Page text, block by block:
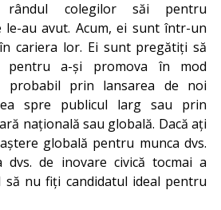
rândul colegilor săi pentru
au avut. Acum, ei sunt într-un
cariera lor. Ei sunt pregătiți să
pentru a-și promova în mod
probabil prin lansarea de noi
spre publicul larg sau prin
națională sau globală. Dacă ați
globală pentru munca dvs.
dvs. de inovare civică tocmai a
să nu fiți candidatul ideal pentru